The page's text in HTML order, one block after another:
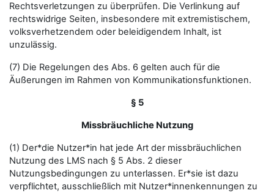
Rechtsverletzungen zu überprüfen. Die Verlinkung auf
rechtswidrige Seiten, insbesondere mit extremistischem,
volksverhetzendem oder beleidigendem Inhalt, ist
unzulässig.
(7) Die Regelungen des Abs. 6 gelten auch für die
Äußerungen im Rahmen von Kommunikationsfunktionen.
§ 5
Missbräuchliche Nutzung
(1) Der*die Nutzer*in hat jede Art der missbräuchlichen
Nutzung des LMS nach § 5 Abs. 2 dieser
Nutzungsbedingungen zu unterlassen. Er*sie ist dazu
verpflichtet, ausschließlich mit Nutzer*innenkennungen zu